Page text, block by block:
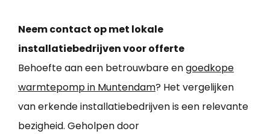
Neem contact op met lokale
installatiebedrijven voor offerte
Behoefte aan een betrouwbare engoedkope
warmtepomp in Muntendam? Het vergelijken
van erkende installatiebedrijven is een relevante
bezigheid. Geholpen door